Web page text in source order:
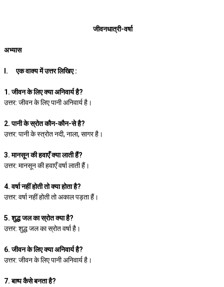
जीवनधात्री-वर्षा
अभ्यास
I. एक वाक्य में उत्तर लिखिए :
1. जीवन के लिए क्या अनिवार्य है?
उत्तर: जीवन के लिए पानी अनिवार्य है।
2. पानी के स्रोत कौन-कौन-से है?
उत्तर: पानी के स्त्रोत नदी, नाला, सागर है।
3. मानसून की हवाएँ क्या लाती हैं?
उत्तर: मानसून की हवाएँ वर्षा लाती हैं।
4. वर्षा नहीं होती तो क्या होता है?
उत्तर: वर्षा नहीं होती तो अकाल पड़ता हैं।
5. शुद्ध जल का स्रोत क्या है?
उत्तर: शुद्ध जल का स्रोत वर्षा है।
6. जीवन के लिए क्या अनिवार्य है?
उत्तर: जीवन के लिए पानी अनिवार्य है।
7. बाष्प कैसे बनता है?